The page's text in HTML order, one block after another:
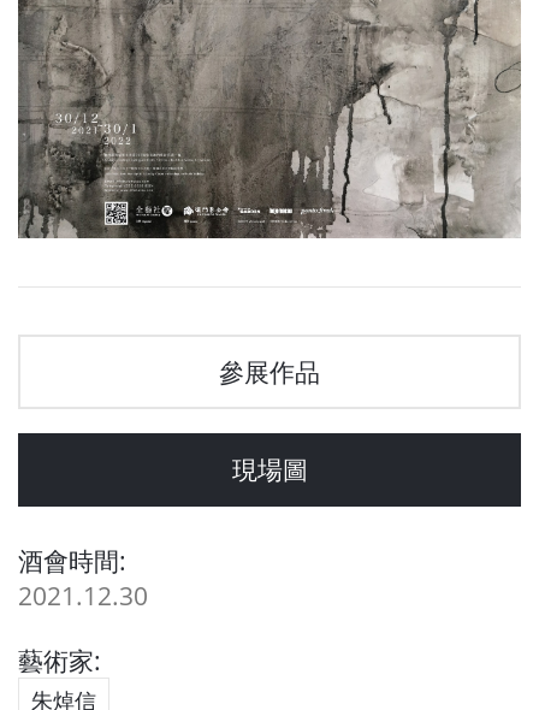
參展作品
現場圖
酒會時間:
2021.12.30
藝術家:
朱焯信